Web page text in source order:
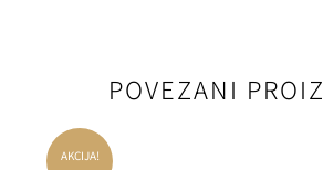
POVEZANI
AKCIJA!